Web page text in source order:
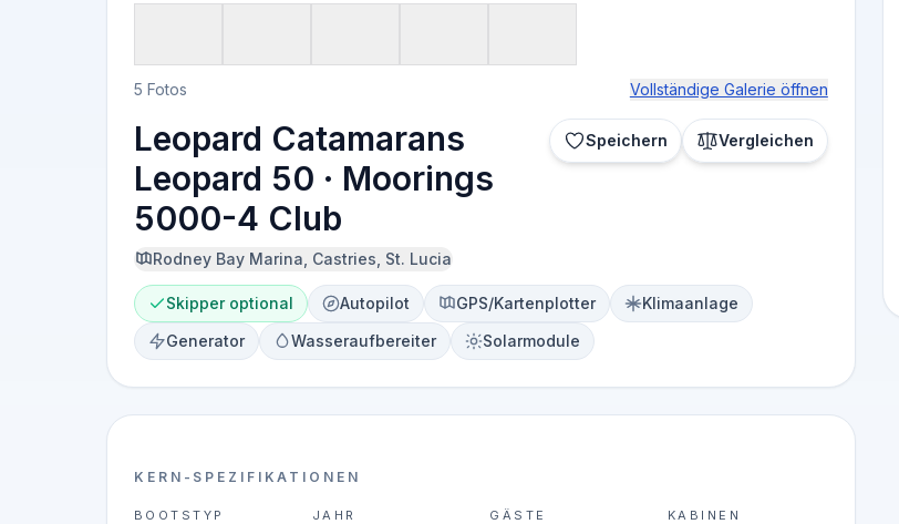
5 Fotos Vollständige Galerie öffnen
Leopard Catamarans
Leopard 50 · Moorings
5000-4 Club
Speichern Vergleichen
Rodney Bay Marina, Castries, St. Lucia
Skipper optional Autopilot GPS/Kartenplotter
Klimaanlage
Generator
Wasseraufbereiter Solarmodule
KERN-SPEZIFIKATIONEN
BOOTSTYP JAHR GÄSTE KABINEN